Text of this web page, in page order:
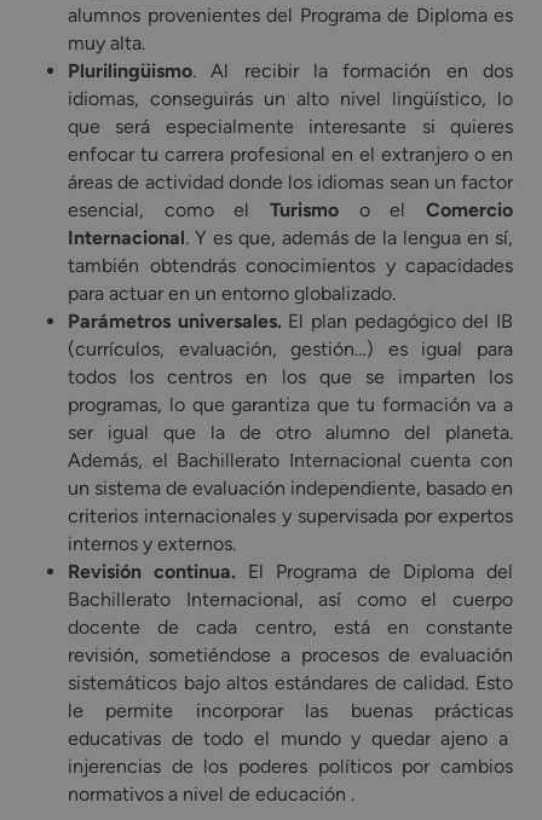
alumnos provenientes del Programa de Diploma es
muy alta.
Plurilingüismo. Al recibir la formación en dos
idiomas, conseguirás un alto nivel lingüístico, lo
que será especialmente interesante si quieres
enfocar tu carrera profesional en el extranjero o en
áreas de actividad donde los idiomas sean un factor
esencial, como el Turismo o el Comercio
Internacional. Y es que, además de la lengua en sí,
también obtendrás conocimientos y capacidades
para actuar en un entorno globalizado.
Parámetros universales. El plan pedagógico del IB
(currículos, evaluación, gestión…) es igual para
todos los centros en los que se imparten los
programas, lo que garantiza que tu formación va a
ser igual que la de otro alumno del planeta.
Además, el Bachillerato Internacional cuenta con
un sistema de evaluación independiente, basado en
criterios internacionales y supervisada por expertos
internos y externos.
Revisión continua. El Programa de Diploma del
Bachillerato Internacional, así como el cuerpo
docente de cada centro, está en constante
revisión, sometiéndose a procesos de evaluación
sistemáticos bajo altos estándares de calidad. Esto
le permite incorporar las buenas prácticas
educativas de todo el mundo y quedar ajeno a
injerencias de los poderes políticos por cambios
normativos a nivel de educación .